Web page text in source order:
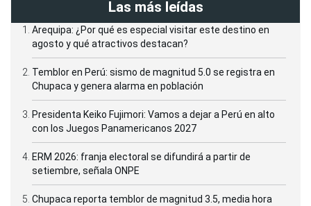
Las más leídas
Arequipa: ¿Por qué es especial visitar este destino en
agosto y qué atractivos destacan?
Temblor en Perú: sismo de magnitud 5.0 se registra en
Chupaca y genera alarma en población
Presidenta Keiko Fujimori: Vamos a dejar a Perú en alto
con los Juegos Panamericanos 2027
ERM 2026: franja electoral se difundirá a partir de
setiembre, señala ONPE
Chupaca reporta temblor de magnitud 3.5, media hora